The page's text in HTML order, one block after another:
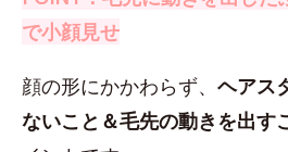
で小顔見せ
顔の形にかかわらず、 ヘアス
ないこと＆毛先の動きを出す